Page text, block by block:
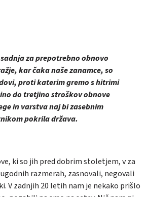
za prepotrebno obnovo
kar čaka naše zanamce, so
proti katerim gremo s hitrimi
do tretjino stroškov obnove
in varstva naj bi zasebnim
pokrila država.
ki so jih pred dobrim stoletjem, v za
razmerah, zasnovali, negovali
V zadnjih 20 letih nam je nekako prišlo